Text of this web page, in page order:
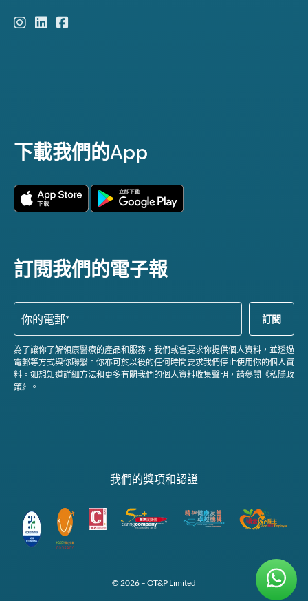
下載我們的App
訂閱我們的電子報
為了讓你了解領康醫療的產品和服務，我們或會要求你提供個人資料，並透過
電郵等方式與你聯繫。你亦可於以後的任何時間要求我們停止使用你的個人資
料。如想知道詳細方法和更多有關我們的個人資料收集聲明，請參閱《私隱政
策》。
我們的獎項和認證
© 2026 – OT&P Limited